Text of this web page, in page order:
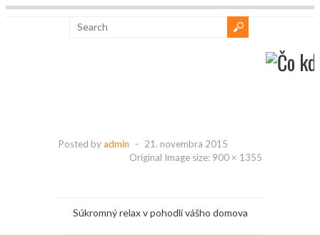
Posted byadmin -
21. novembra 2015
Original Image size: 900 × 1355
Súkromný relax v pohodlí vášho domova